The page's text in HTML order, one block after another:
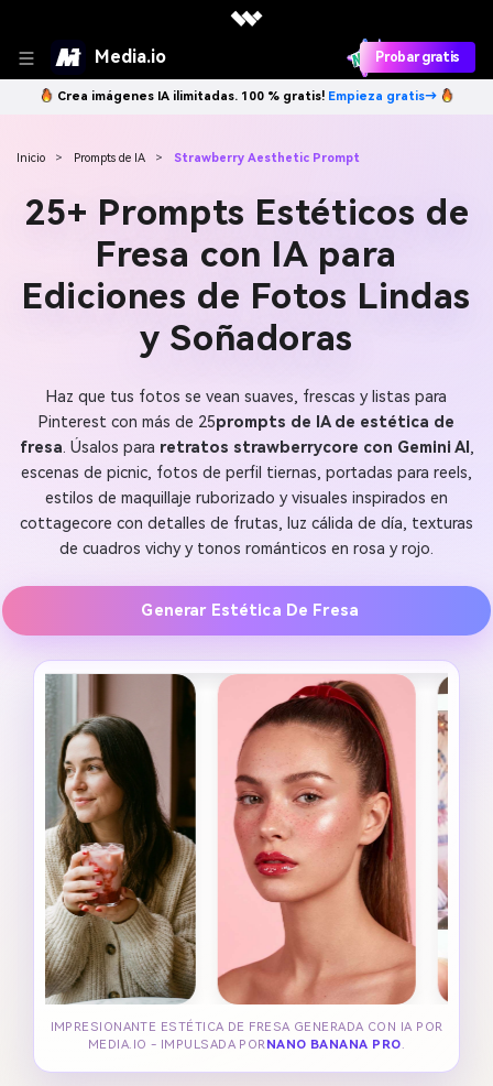
Media.io Probar gratis
Crea imágenes IA ilimitadas. 100 % gratis! Empieza gratis→
Inicio > Prompts de IA > Strawberry Aesthetic Prompt
25+ Prompts Estéticos de
Fresa con IA para
Ediciones de Fotos Lindas
y Soñadoras
Haz que tus fotos se vean suaves, frescas y listas para
Pinterest con más de 25prompts de IA de estética de
fresa. Úsalos para retratos strawberrycore con Gemini AI ,
escenas de picnic, fotos de perfil tiernas, portadas para reels,
estilos de maquillaje ruborizado y visuales inspirados en
cottagecore con detalles de frutas, luz cálida de día, texturas
de cuadros vichy y tonos románticos en rosa y rojo.
Generar Estética De Fresa
IMPRESIONANTE ESTÉTICA DE FRESA GENERADA CON IA POR
MEDIA.IO - IMPULSADA POR NANO BANANA PRO.